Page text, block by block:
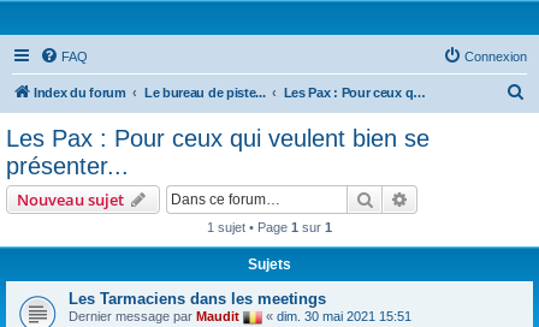
FAQ Connexion
Index du forum Le bureau de piste... Les Pax : Pour ceux qui veulent bien se présenter...
Les Pax : Pour ceux qui veulent bien se
présenter...
Nouveau sujet Rechercher
1 sujet • Page 1 sur 1
Sujets
Les Tarmaciens dans les meetings
Dernier message par Maudit « dim. 30 mai 2021 15:51